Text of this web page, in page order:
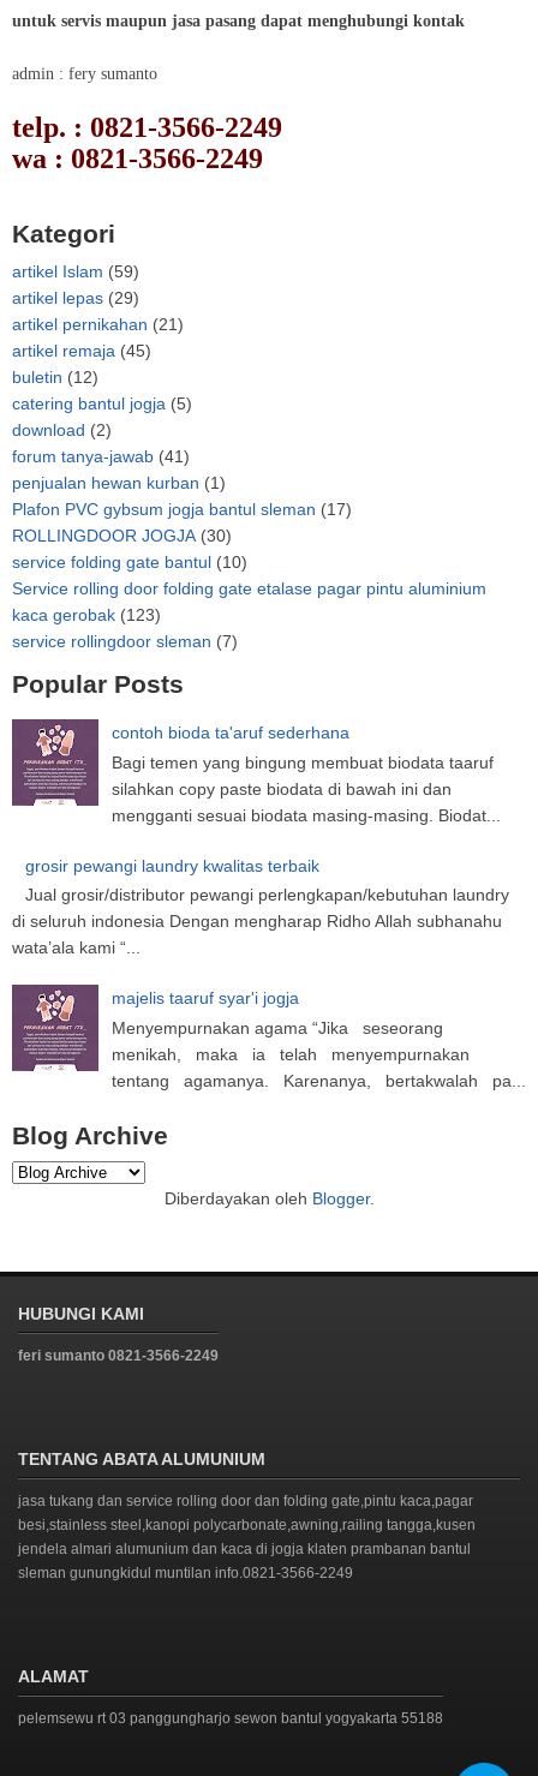
untuk servis maupun jasa pasang dapat menghubungi kontak
admin : fery sumanto
telp. : 0821-3566-2249
wa : 0821-3566-2249
Kategori
artikel Islam (59)
artikel lepas (29)
artikel pernikahan (21)
artikel remaja (45)
buletin (12)
catering bantul jogja (5)
download (2)
forum tanya-jawab (41)
penjualan hewan kurban (1)
Plafon PVC gybsum jogja bantul sleman (17)
ROLLINGDOOR JOGJA (30)
service folding gate bantul (10)
Service rolling door folding gate etalase pagar pintu aluminium
kaca gerobak (123)
service rollingdoor sleman (7)
Popular Posts
contoh bioda ta'aruf sederhana
Bagi temen yang bingung membuat biodata taaruf
silahkan copy paste biodata di bawah ini dan
mengganti sesuai biodata masing-masing. Biodat...
grosir pewangi laundry kwalitas terbaik
Jual grosir/distributor pewangi perlengkapan/kebutuhan laundry
di seluruh indonesia Dengan mengharap Ridho Allah subhanahu
wata’ala kami “...
majelis taaruf syar'i jogja
Menyempurnakan agama “Jika seseorang
menikah, maka ia telah menyempurnakan
tentang agamanya. Karenanya, bertakwalah pa...
Blog Archive
Diberdayakan oleh Blogger.
HUBUNGI KAMI
feri sumanto 0821-3566-2249
TENTANG ABATA ALUMUNIUM
jasa tukang dan service rolling door dan folding gate,pintu kaca,pagar
besi,stainless steel,kanopi polycarbonate,awning,railing tangga,kusen
jendela almari alumunium dan kaca di jogja klaten prambanan bantul
sleman gunungkidul muntilan info.0821-3566-2249
ALAMAT
pelemsewu rt 03 panggungharjo sewon bantul yogyakarta 55188